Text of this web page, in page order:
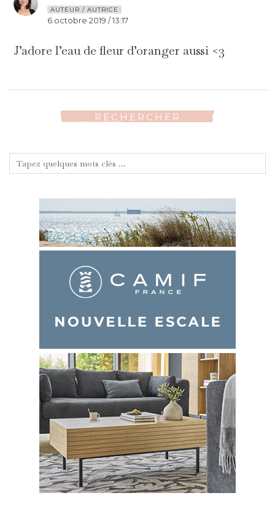
AUTEUR / AUTRICE
6 octobre 2019 / 13:17
J’adore l’eau de fleur d’oranger aussi <3
RECHERCHER